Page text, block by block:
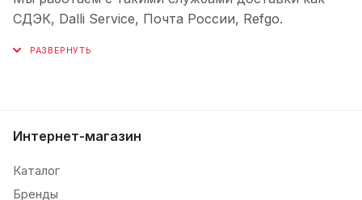
СДЭК, Dalli Service, Почта России, Refgo.
Интернет-магазин
Каталог
Бренды